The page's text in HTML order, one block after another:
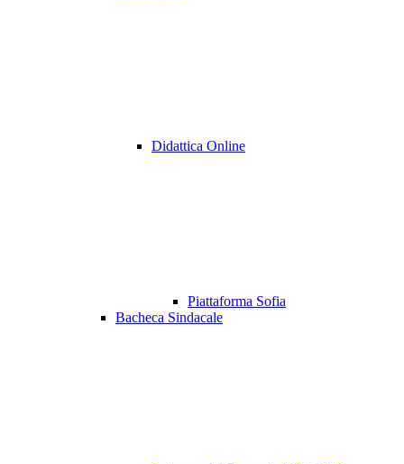
Didattica Online
Piattaforma Sofia
Bacheca Sindacale